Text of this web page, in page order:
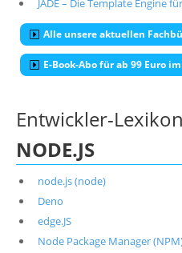
JADE – Die Template Engine
Alle unsere aktuellen
E-Book-Abo für ab 99 Euro
Entwickler-
NODE.JS
node.js (node)
Deno
edge.JS
Node Package Manager